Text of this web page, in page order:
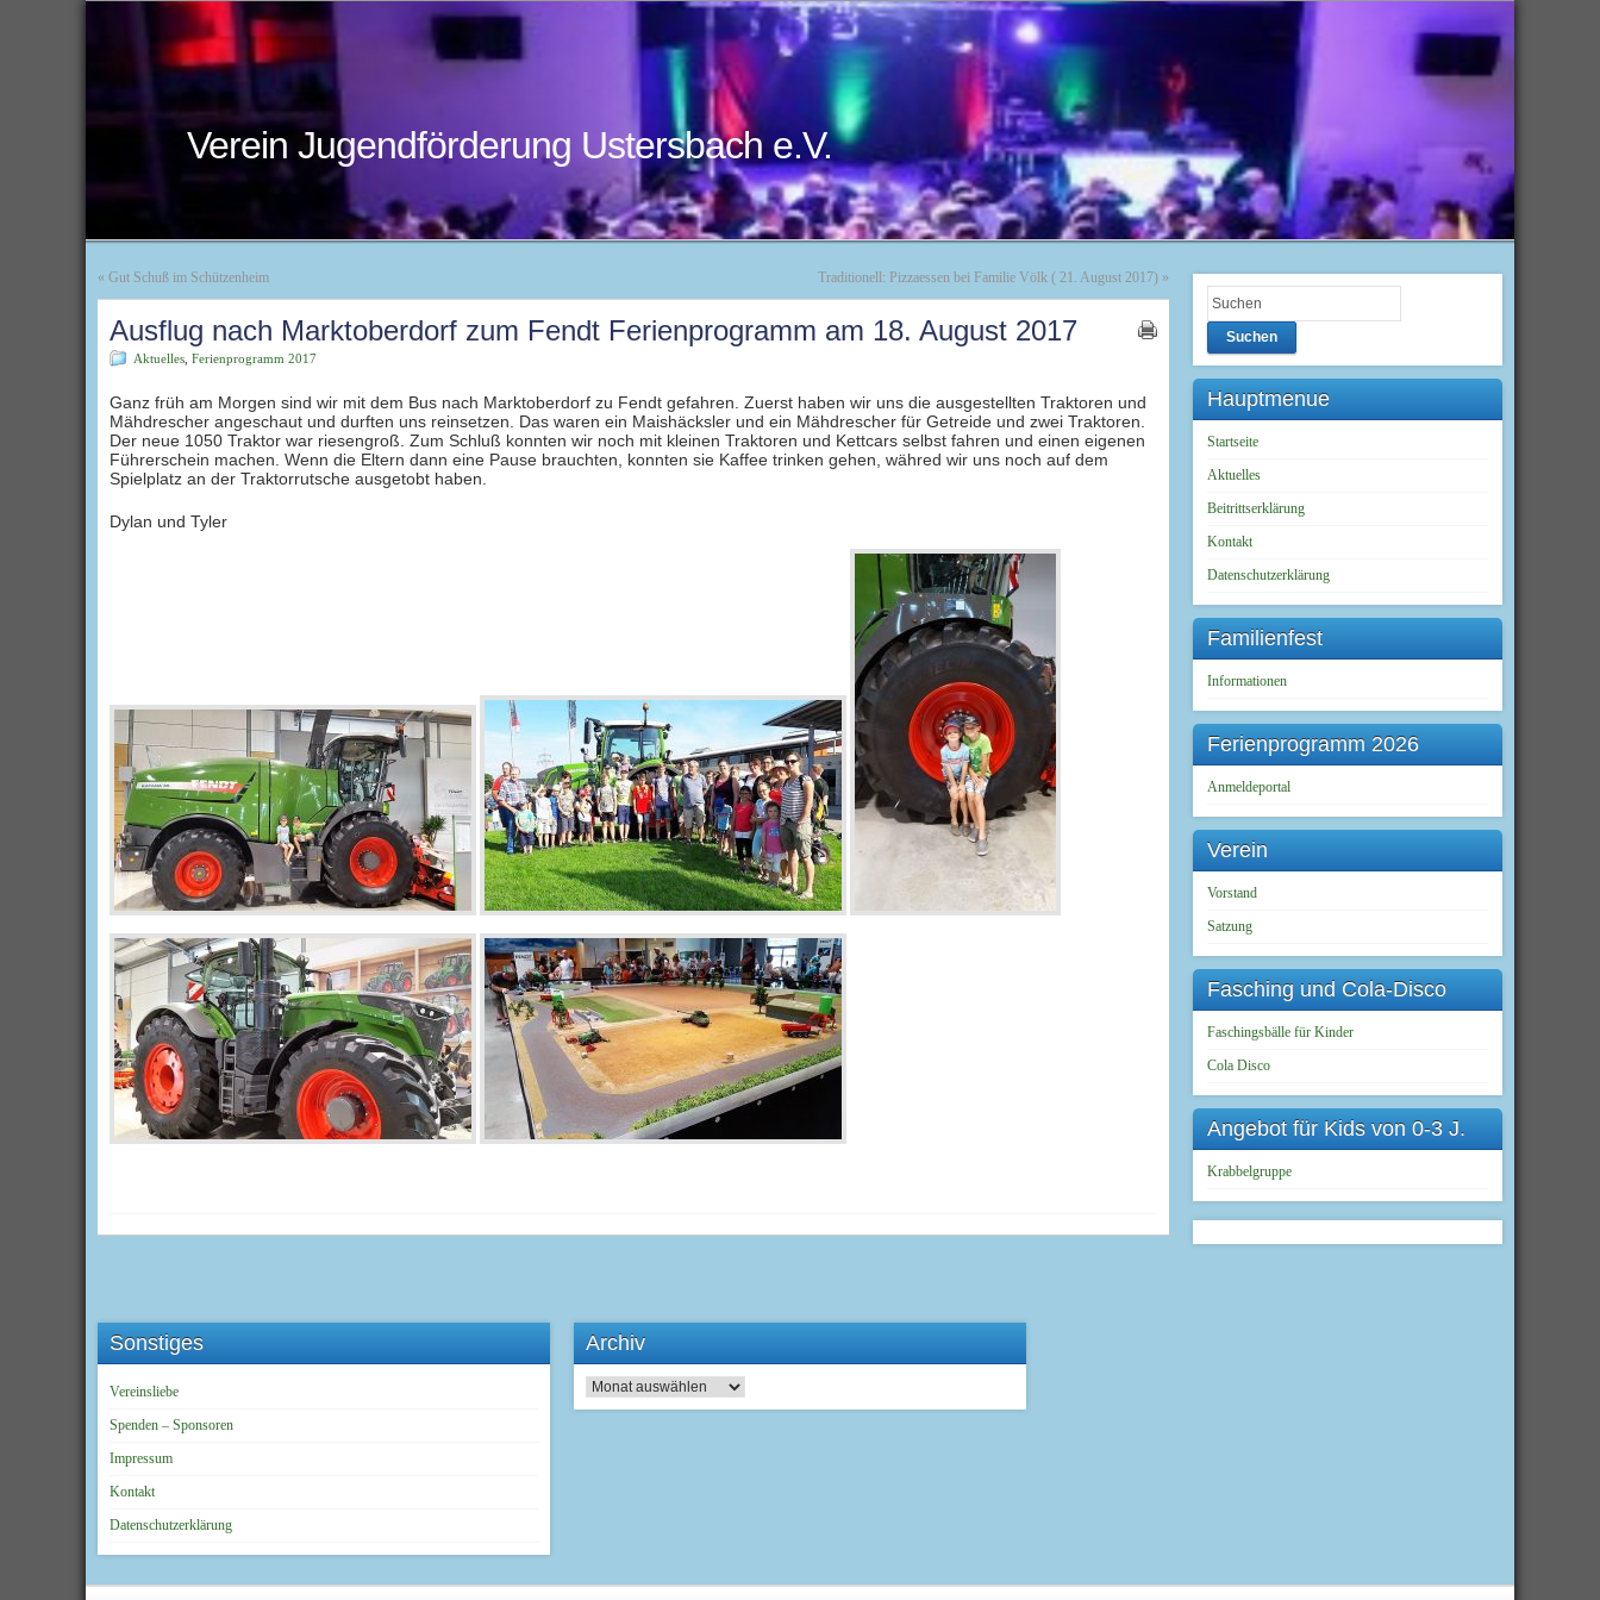
Verein Jugendförderung Ustersbach e.V.
« Gut Schuß im Schützenheim Traditionell: Pizzaessen bei Familie Völk ( 21. August 2017) »
Ausflug nach Marktoberdorf zum Fendt Ferienprogramm am 18. August 2017
Aktuelles Ferienprogramm 2017
Ganz früh am Morgen sind wir mit dem Bus nach Marktoberdorf zu Fendt gefahren. Zuerst haben wir uns die ausgestellten Traktoren und
Mähdrescher angeschaut und durften uns reinsetzen. Das waren ein Maishäcksler und ein Mähdrescher für Getreide und zwei Traktoren.
Der neue 1050 Traktor war riesengroß. Zum Schluß konnten wir noch mit kleinen Traktoren und Kettcars selbst fahren und einen eigenen
Führerschein machen. Wenn die Eltern dann eine Pause brauchten, konnten sie Kaffee trinken gehen, währed wir uns noch auf dem
Spielplatz an der Traktorrutsche ausgetobt haben.
Dylan und Tyler
Suchen
Hauptmenue
Startseite
Aktuelles
Beitrittserklärung
Kontakt
Datenschutzerklärung
Familienfest
Informationen
Ferienprogramm 2026
Anmeldeportal
Verein
Vorstand
Satzung
Fasching und Cola-Disco
Faschingsbälle für Kinder
Cola Disco
Angebot für Kids von 0-3 J.
Krabbelgruppe
Sonstiges
Vereinsliebe
Spenden – Sponsoren
Impressum
Kontakt
Datenschutzerklärung
Archiv
Archiv